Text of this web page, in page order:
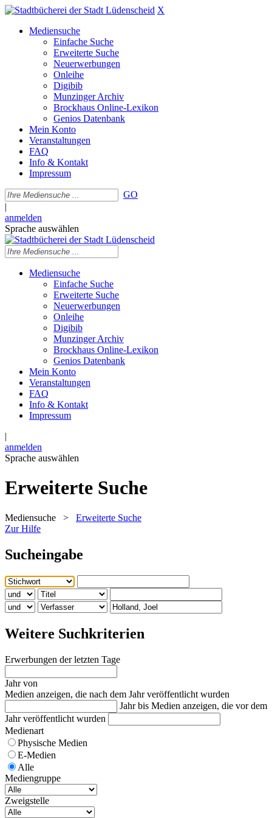
X
Mediensuche
Einfache Suche
Erweiterte Suche
Neuerwerbungen
Onleihe
Digibib
Munzinger Archiv
Brockhaus Online-Lexikon
Genios Datenbank
Mein Konto
Veranstaltungen
FAQ
Info & Kontakt
Impressum
GO
|
anmelden
Sprache auswählen
Mediensuche
Einfache Suche
Erweiterte Suche
Neuerwerbungen
Onleihe
Digibib
Munzinger Archiv
Brockhaus Online-Lexikon
Genios Datenbank
Mein Konto
Veranstaltungen
FAQ
Info & Kontakt
Impressum
|
anmelden
Sprache auswählen
Erweiterte Suche
Mediensuche > Erweiterte Suche
Zur Hilfe
Sucheingabe
Weitere Suchkriterien
Erwerbungen der letzten Tage
Jahr von
Medien anzeigen, die nach dem Jahr veröffentlicht wurden
Jahr bis Medien anzeigen, die vor dem
Jahr veröffentlicht wurden
Medienart
Physische Medien
E-Medien
Alle
Mediengruppe
Zweigstelle